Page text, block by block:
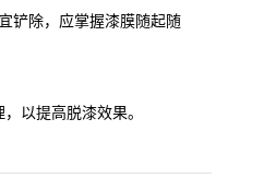
温）
铲除，应掌握漆膜随起随
以提高脱漆效果。